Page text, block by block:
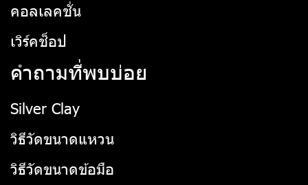
คอลเลคชั่น
เวิร์คช็อป
คำถามที่พบบ่อย
Silver Clay
วิธีวัดขนาดแหวน
วิธีวัดขนาดข้อมือ